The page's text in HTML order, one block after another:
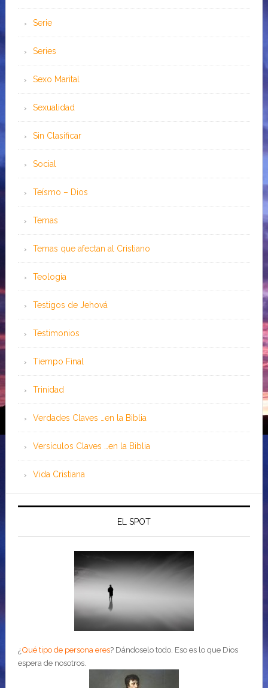
Serie
Series
Sexo Marital
Sexualidad
Sin Clasificar
Social
Teísmo – Dios
Temas
Temas que afectan al Cristiano
Teología
Testigos de Jehová
Testimonios
Tiempo Final
Trinidad
Verdades Claves …en la Biblia
Versículos Claves …en la Biblia
Vida Cristiana
EL SPOT
¿Qué tipo de persona eres? Dándoselo todo. Eso es lo que Dios
espera de nosotros.